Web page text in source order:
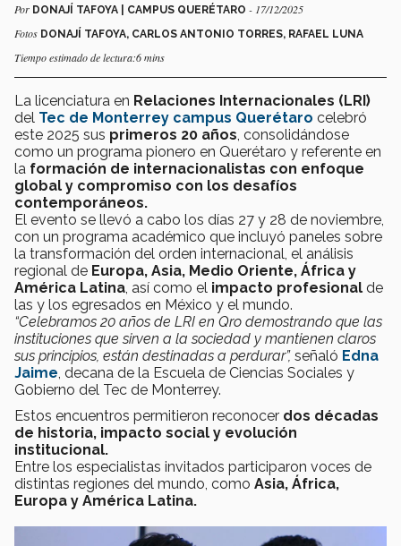
Por DONAJÍ TAFOYA | CAMPUS QUERÉTARO - 17/12/2025
Fotos DONAJÍ TAFOYA, CARLOS ANTONIO TORRES, RAFAEL LUNA
Tiempo estimado de lectura:6 mins
La licenciatura en Relaciones Internacionales (LRI)
del Tec de Monterrey campus Querétaro celebró
este 2025 sus primeros 20 años , consolidándose
como un programa pionero en Querétaro y referente en
la formación de internacionalistas con enfoque
global y compromiso con los desafíos
contemporáneos.
El evento se llevó a cabo los días 27 y 28 de noviembre,
con un programa académico que incluyó paneles sobre
la transformación del orden internacional, el análisis
regional de Europa, Asia, Medio Oriente, África y
América Latina , así como el impacto profesional de
las y los egresados en México y el mundo.
“Celebramos 20 años de LRI en Qro demostrando que las
instituciones que sirven a la sociedad y mantienen claros
sus principios, están destinadas a perdurar”, señaló Edna
Jaime , decana de la Escuela de Ciencias Sociales y
Gobierno del Tec de Monterrey.
Estos encuentros permitieron reconocer dos décadas
de historia, impacto social y evolución
institucional.
Entre los especialistas invitados participaron voces de
distintas regiones del mundo, como Asia, África,
Europa y América Latina.